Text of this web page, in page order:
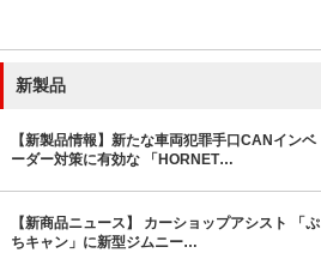
新製品
【新製品情報】新たな車両犯罪手口CANインベ
ーダー対策に有効な 「HORNET…
【新商品ニュース】 カーショップアシスト 「ぷ
ちキャン」に新型ジムニー…